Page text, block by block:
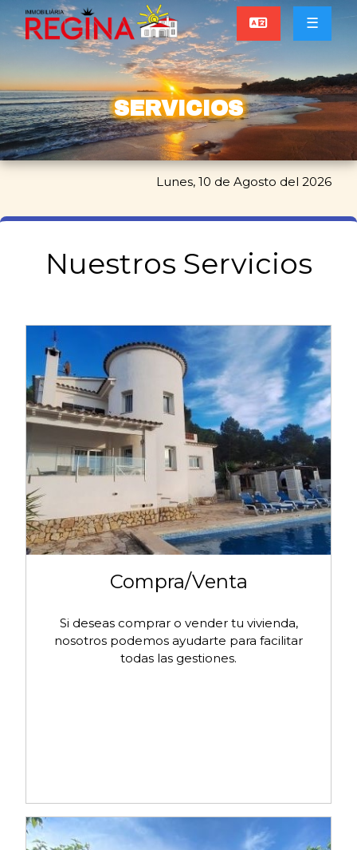
SERVICIOS
☰
Lunes, 10 de Agosto del 2026
Nuestros Servicios
Compra/Venta
Compra/Venta
Si deseas comprar o vender tu vivienda,
nosotros podemos ayudarte para facilitar
todas las gestiones.
Alquiler Turístico